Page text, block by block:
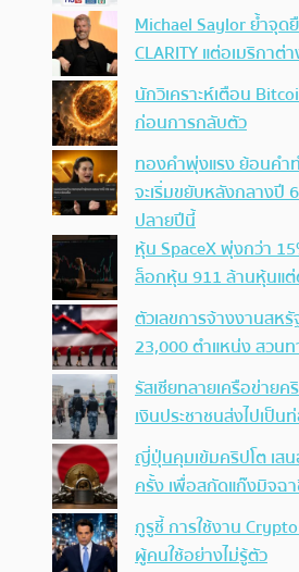
Michael Saylor ย้ำจุด
CLARITY แต่อเมริกา
นักวิเคราะห์เตือน
ก่อนการกลับตัว
ทองคำพุ่งแรง ย้อนคำ
จะเริ่มขยับหลังกลางปี
ปลายปีนี้
หุ้น SpaceX พุ่งกว่า
ล็อกหุ้น 911 ล้านหุ้นแต่
ตัวเลขการจ้างงานสห
23,000 ตำแหน่ง สวน
รัสเซียทลายเครือข่าย
เงินประชาชนส่งไปเป็น
ญี่ปุ่นคุมเข้มคริปโต เส
ครั้ง เพื่อสกัดแก๊งมิจฉ
กูรูชี้ การใช้งาน
ผู้คนใช้อย่างไม่รู้ตัว